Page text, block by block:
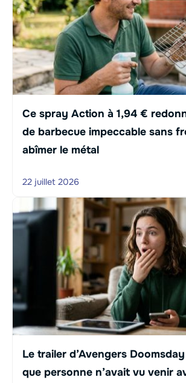
Ce spray Action à 1,94 €
de barbecue impeccable sans
abîmer le métal
22 juillet 2026
Le trailer d’Avengers
que personne n’avait vu venir